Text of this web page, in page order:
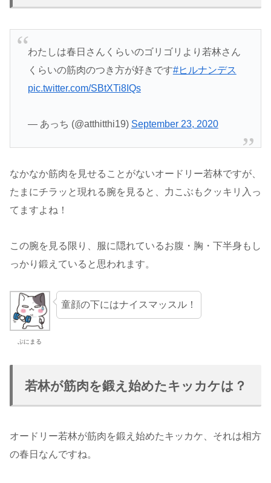
わたしは春日さんくらいのゴリゴリより若林さん
くらいの筋肉のつき方が好きです#ヒルナンデス
pic.twitter.com/SBtXTi8IQs
— あっち (@atthitthi19) September 23, 2020
なかなか筋肉を見せることがないオードリー若林ですが、
たまにチラッと現れる腕を見ると、力こぶもクッキリ入っ
てますよね！
この腕を見る限り、服に隠れているお腹・胸・下半身もし
っかり鍛えていると思われます。
ぷにまる
童顔の下にはナイスマッスル！
若林が筋肉を鍛え始めたキッカケは？
オードリー若林が筋肉を鍛え始めたキッカケ、それは相方
の春日なんですね。